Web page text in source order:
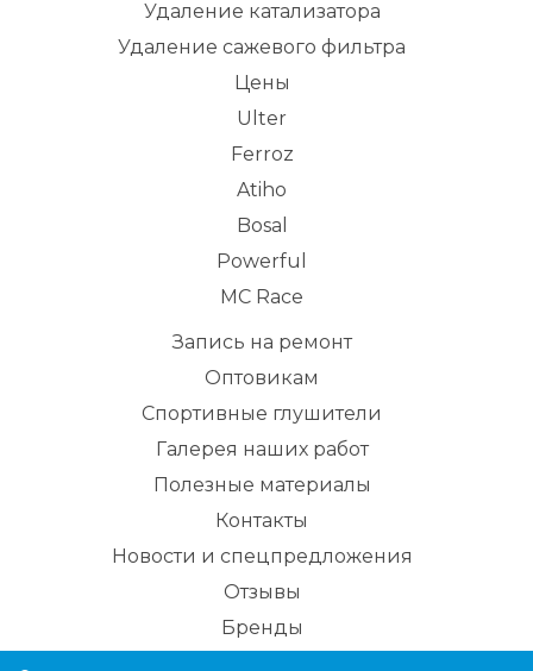
Удаление катализатора
Удаление сажевого фильтра
Цены
Ulter
Ferroz
Atiho
Bosal
Powerful
MC Race
Запись на ремонт
Оптовикам
Спортивные глушители
Галерея наших работ
Полезные материалы
Контакты
Новости и спецпредложения
Отзывы
Бренды